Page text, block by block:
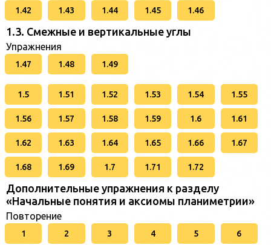
1.42 1.43 1.44 1.45 1.46
1.3. Смежные и вертикальные углы
Упражнения
1.47 1.48 1.49
1.5 1.51 1.52 1.53 1.54 1.55
1.56 1.57 1.58 1.59 1.6 1.61
1.62 1.63 1.64 1.65 1.66 1.67
1.68 1.69 1.7 1.71 1.72
Дополнительные упражнения к разделу
«Начальные понятия и аксиомы планиметрии»
Повторение
1 2 3 4 5 6